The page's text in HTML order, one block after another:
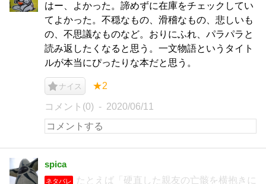
はー、よかった。諦めずに在庫をチェックしてい
てよかった。不穏なもの、滑稽なもの、悲しいも
の、不思議なものなど。おりにふれ、パラパラと
読み返したくなると思う。一文物語というタイト
ルが本当にぴったりな本だと思う。
ナイス ★2
コメント(0) 2020/06/11
spica
ネタバレ
たとえば「硬直した親友の亡骸を横抱きに